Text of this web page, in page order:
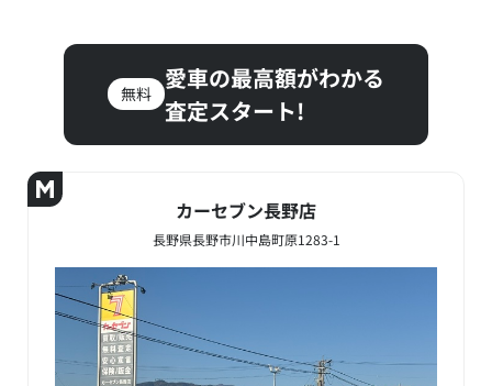
無料
愛車の最高額がわかる
査定スタート!
カーセブン長野店
長野県長野市川中島町原1283-1